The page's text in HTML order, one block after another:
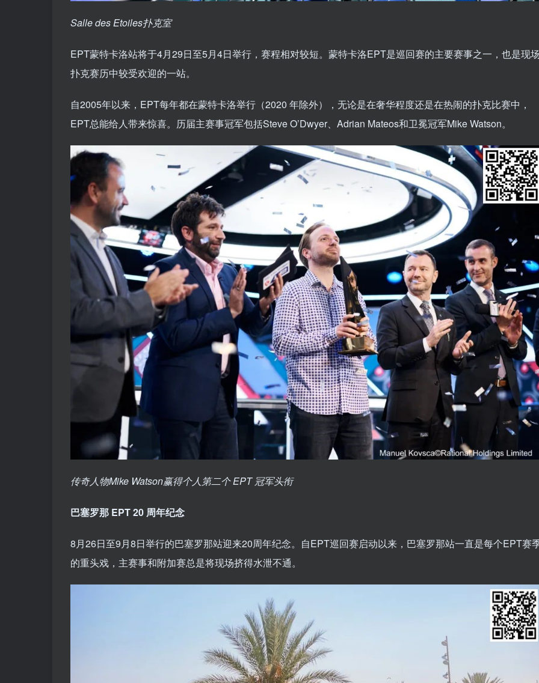
Salle des Etoiles扑克室
EPT蒙特卡洛站将于4月29日至5月4日举行，赛程相对较短。蒙特卡洛EPT是巡回赛的主要赛事之一，也是现
扑克赛历中较受欢迎的一站。
自2005年以来，EPT每年都在蒙特卡洛举行（2020 年除外），无论是在奢华程度还是在热闹的扑克比赛中，
EPT总能给人带来惊喜。历届主赛事冠军包括Steve O’Dwyer、Adrian Mateos和卫冕冠军Mike Watson。
传奇人物Mike Watson赢得个人第二个 EPT 冠军头衔
巴塞罗那 EPT 20 周年纪念
8月26日至9月8日举行的巴塞罗那站迎来20周年纪念。自EPT巡回赛启动以来，巴塞罗那站一直是每个EPT赛
的重头戏，主赛事和附加赛总是将现场挤得水泄不通。